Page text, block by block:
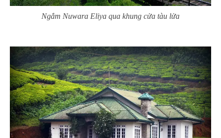
Ngắm Nuwara Eliya qua khung cửa tàu lửa